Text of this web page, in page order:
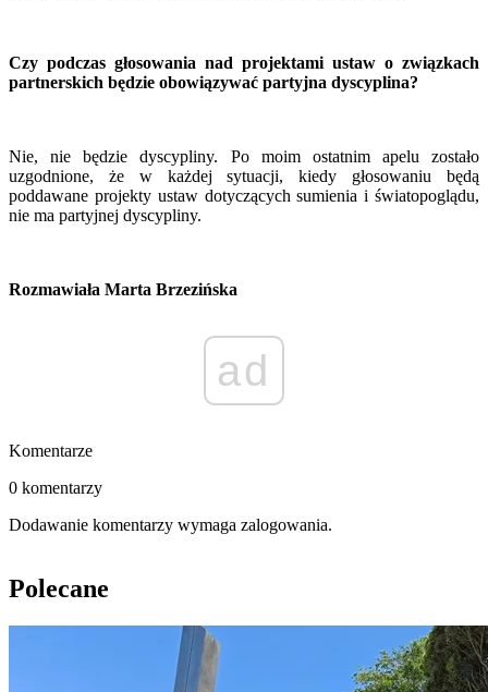
Czy podczas głosowania nad projektami ustaw o związkach
partnerskich będzie obowiązywać partyjna dyscyplina?
Nie, nie będzie dyscypliny. Po moim ostatnim apelu zostało
uzgodnione, że w każdej sytuacji, kiedy głosowaniu będą
poddawane projekty ustaw dotyczących sumienia i światopoglądu,
nie ma partyjnej dyscypliny.
Rozmawiała Marta Brzezińska
ad
Komentarze
0 komentarzy
Dodawanie komentarzy wymaga zalogowania.
Polecane